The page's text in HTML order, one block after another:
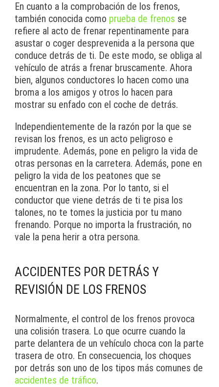
En cuanto a la comprobación de los frenos,
también conocida como prueba de frenos se
refiere al acto de frenar repentinamente para
asustar o coger desprevenida a la persona que
conduce detrás de ti. De este modo, se obliga al
vehículo de atrás a frenar bruscamente. Ahora
bien, algunos conductores lo hacen como una
broma a los amigos y otros lo hacen para
mostrar su enfado con el coche de detrás.
Independientemente de la razón por la que se
revisan los frenos, es un acto peligroso e
imprudente. Además, pone en peligro la vida de
otras personas en la carretera. Además, pone en
peligro la vida de los peatones que se
encuentran en la zona. Por lo tanto, si el
conductor que viene detrás de ti te pisa los
talones, no te tomes la justicia por tu mano
frenando. Porque no importa la frustración, no
vale la pena herir a otra persona.
ACCIDENTES POR DETRÁS Y
REVISIÓN DE LOS FRENOS
Normalmente, el control de los frenos provoca
una colisión trasera. Lo que ocurre cuando la
parte delantera de un vehículo choca con la parte
trasera de otro. En consecuencia, los choques
por detrás son uno de los tipos más comunes de
accidentes de tráfico.